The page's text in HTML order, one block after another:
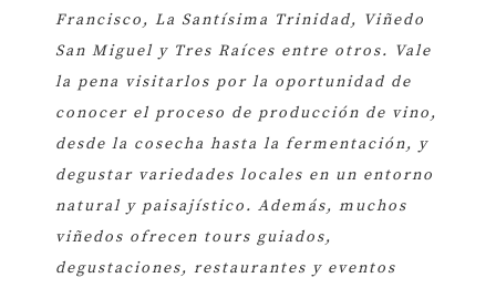
Francisco, La Santísima Trinidad, Viñedo
San Miguel y Tres Raíces entre otros. Vale
la pena visitarlos por la oportunidad de
conocer el proceso de producción de vino,
desde la cosecha hasta la fermentación, y
degustar variedades locales en un entorno
natural y paisajístico. Además, muchos
viñedos ofrecen tours guiados,
degustaciones, restaurantes y eventos